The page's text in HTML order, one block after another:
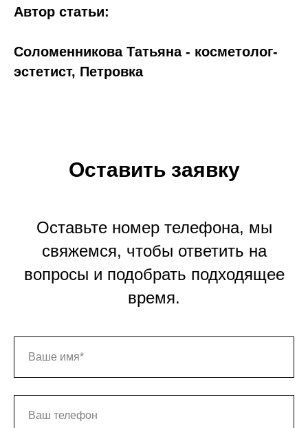
Автор статьи:
Соломенникова Татьяна - косметолог-
эстетист, Петровка
Оставить заявку
Оставьте номер телефона, мы
свяжемся, чтобы ответить на
вопросы и подобрать подходящее
время.